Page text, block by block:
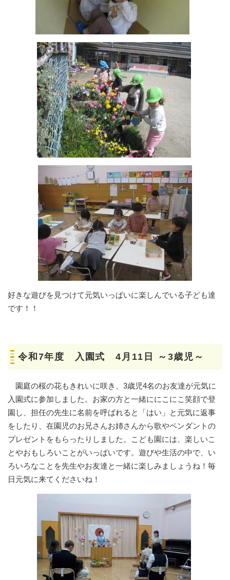
好きな遊びを見つけて元気いっぱいに楽しんでいる子ども達
です！！
令和7年度 入園式 4月11日 ～3歳児～
園庭の桜の花もきれいに咲き、3歳児4名のお友達が元気に
入園式に参加しました。お家の方と一緒ににこにこ笑顔で登
園し、担任の先生に名前を呼ばれると「はい」と元気に返事
をしたり、在園児のお兄さんお姉さんから歌やペンダントの
プレゼントをもらったりしました。こども園には、楽しいこ
とやおもしろいことがいっぱいです。遊びや生活の中で、い
ろいろなことを先生やお友達と一緒に楽しみましょうね！毎
日元気に来てくださいね！